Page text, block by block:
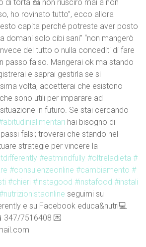
di torta 🍰 non riuscirò mai a non
ho rovinato tutto”, ecco allora
capita perché potreste aver posto
domani solo cibi sani” “non mangerò
del tutto o nulla concediti di fare
passo falso. Mangerai ok ma stando
e saprai gestirla se si
volta, accetterai che esistono
sono utili per imparare ad
in futuro. Se stai cercando
hai bisogno di
falsi; troverai che stando nel
strategie per vincere la
#eatmindfully #oltreladieta #
#consulenzeonline #cambiamento #
#chieri #instagood #instafood #instali
seguimi su
e su Facebook educa&nutri💻
7516408 💌